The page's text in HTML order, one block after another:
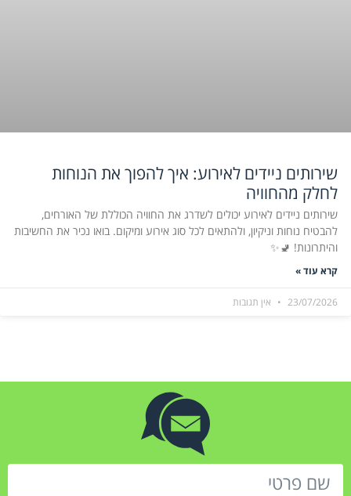
שירותים ניידים לאירוע: איך להפוך את הנוחות
לחלק מהחוויה
שירותים ניידים לאירוע יכולים לשדרג את החוויה הכוללת של האורחים,
להבטיח נוחות וניקיון, ולהתאים לכל סוג אירוע ומיקום. בואו נכיר את החשיבות
והיתרונות! 🚽✨
קרא עוד »
23/07/2026 אין תגובות